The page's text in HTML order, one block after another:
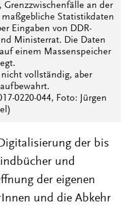
Grenzzwischenfälle an der
Statistikdaten
Eingaben von DDR-
Ministerrat. Die Daten
einem Massenspeicher
vollständig, aber
0220-044, Foto: Jürgen
der bis
und
der eigenen
und die Abkehr